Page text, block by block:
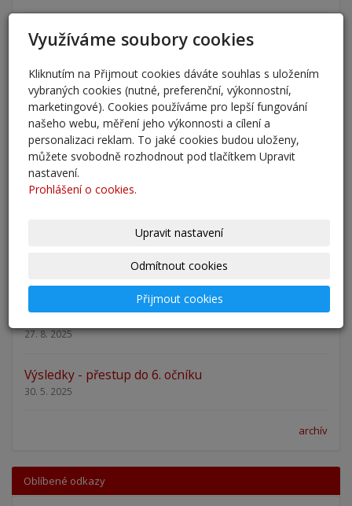
Zápis 2026 - výsledky
23. 2. 2026
Zápis 2026
14. 1. 2026
Nový školní rok - informace
31. 8. 2025
Zahájení školního roku 2025/2026
27. 8. 2025
Výsledky - přestup do 6. očníku
30. 5. 2025
archív
Oblíbené odkazy
Využíváme soubory cookies
Kliknutím na Přijmout cookies dáváte souhlas s uložením
vybraných cookies (nutné, preferenční, výkonnostní,
marketingové). Cookies používáme pro lepší fungování
našeho webu, měření jeho výkonnosti a cílení a
personalizaci reklam. To jaké cookies budou uloženy,
můžete svobodně rozhodnout pod tlačítkem Upravit
nastavení.
Prohlášení o cookies.
Upravit nastavení
Odmítnout cookies
Přijmout cookies